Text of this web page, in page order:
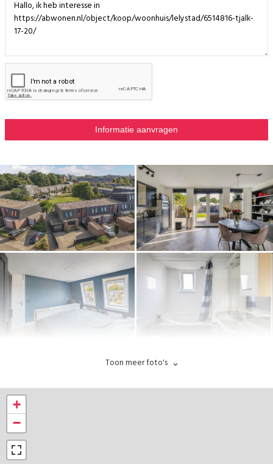
• Gelegen nabij OBS De Tjalk
• Op loopafstand van winkelcentrum De Tjalk met supermarkt en winkels
• Station en stadshart in ca. 10 minuten lopen bereikbaar
• Oplevering in overleg
• Notaris: keuze koper
Disclaimer
verstrekt. Over de juistheid en volledigheid kunnen wij geen
aansprakelijkheid aanvaarden.
Toon meer foto's
+
−